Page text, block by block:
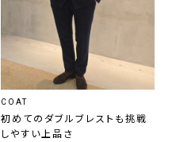
COAT
初めてのダブルブレストも挑戦
しやすい上品さ